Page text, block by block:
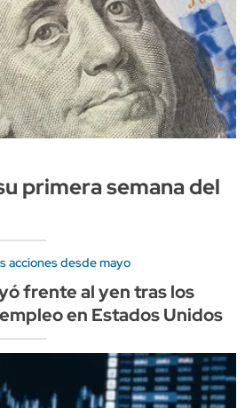
primera semana del
acciones desde mayo
frente al yen tras los
en Estados Unidos